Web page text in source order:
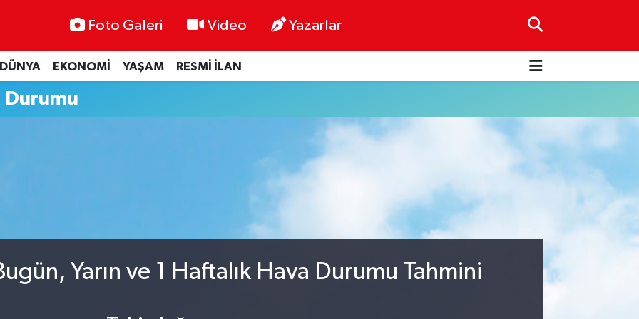
Foto Galeri Video Yazarlar
DÜNYA EKONOMİ YAŞAM RESMİ İLAN
Durumu
Yarın ve 1 Haftalık Hava Durumu Tahmini